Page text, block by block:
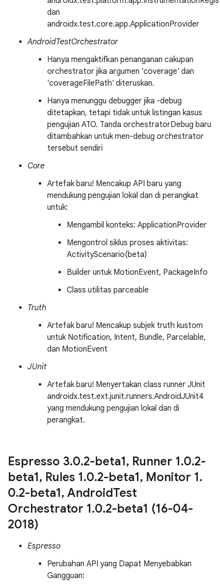
dan
androidx.test.core.app.ApplicationProvider
AndroidTestOrchestrator
Hanya mengaktifkan penanganan cakupan
orchestrator jika argumen 'coverage' dan
'coverageFilePath' diteruskan.
Hanya menunggu debugger jika -debug
ditetapkan, tetapi tidak untuk listingan kasus
pengujian ATO. Tanda orchestratorDebug baru
ditambahkan untuk men-debug orchestrator
tersebut sendiri
Core
Artefak baru! Mencakup API baru yang
mendukung pengujian lokal dan di perangkat
untuk:
Mengambil konteks: ApplicationProvider
Mengontrol siklus proses aktivitas:
ActivityScenario(beta)
Builder untuk MotionEvent, PackageInfo
Class utilitas parceable
Truth
Artefak baru! Mencakup subjek truth kustom
untuk Notification, Intent, Bundle, Parcelable,
dan MotionEvent
JUnit
Artefak baru! Menyertakan class runner JUnit
androidx.test.ext.junit.runners.AndroidJUnit4
yang mendukung pengujian lokal dan di
perangkat.
Espresso 3.0.2-beta1, Runner 1.0.2-
beta1, Rules 1.0.2-beta1, Monitor 1.
0.2-beta1, AndroidTest
Orchestrator 1.0.2-beta1 (16-04-
2018)
Espresso
Perubahan API yang Dapat Menyebabkan
Gangguan: